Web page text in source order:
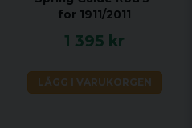
for 1911/2011
1 395 kr
LÄGG I VARUKORGEN